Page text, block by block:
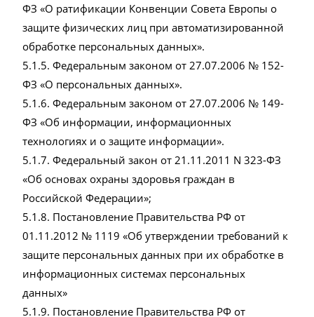
ФЗ «О ратификации Конвенции Совета Европы о
защите физических лиц при автоматизированной
обработке персональных данных».
5.1.5. Федеральным законом от 27.07.2006 № 152-
ФЗ «О персональных данных».
5.1.6. Федеральным законом от 27.07.2006 № 149-
ФЗ «Об информации, информационных
технологиях и о защите информации».
5.1.7. Федеральный закон от 21.11.2011 N 323-ФЗ
«Об основах охраны здоровья граждан в
Российской Федерации»;
5.1.8. Постановление Правительства РФ от
01.11.2012 № 1119 «Об утверждении требований к
защите персональных данных при их обработке в
информационных системах персональных
данных»
5.1.9. Постановление Правительства РФ от